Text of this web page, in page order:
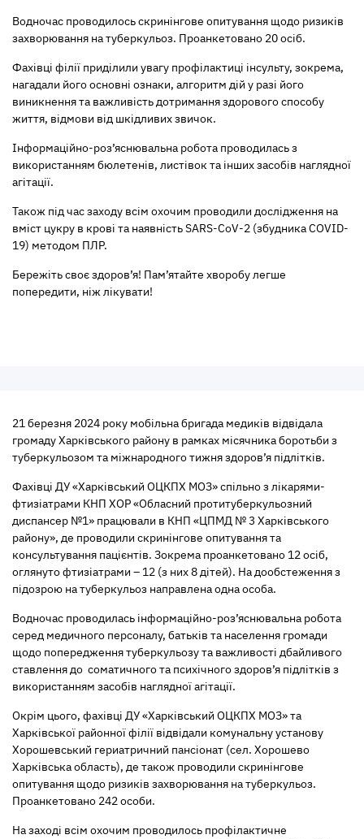
Водночас проводилось скринінгове опитування щодо ризиків
захворювання на туберкульоз. Проанкетовано 20 осіб.
Фахівці філії приділили увагу профілактиці інсульту, зокрема,
нагадали його основні ознаки, алгоритм дій у разі його
виникнення та важливість дотримання здорового способу
життя, відмови від шкідливих звичок.
Інформаційно-роз’яснювальна робота проводилась з
використанням бюлетенів, листівок та інших засобів наглядної
агітації.
Також під час заходу всім охочим проводили дослідження на
вміст цукру в крові та наявність SARS-CoV-2 (збудника COVID-
19) методом ПЛР.
Бережіть своє здоров’я! Пам’ятайте хворобу легше
попередити, ніж лікувати!
21 березня 2024 року мобільна бригада медиків відвідала
громаду Харківського району в рамках місячника боротьби з
туберкульозом та міжнародного тижня здоров’я підлітків.
Фахівці ДУ «Харківський ОЦКПХ МОЗ» спільно з лікарями-
фтизіатрами КНП ХОР «Обласний протитуберкульозний
диспансер №1» працювали в КНП «ЦПМД № 3 Харківського
району», де проводили скринінгове опитування та
консультування пацієнтів. Зокрема проанкетовано 12 осіб,
оглянуто фтизіатрами – 12 (з них 8 дітей). На дообстеження з
підозрою на туберкульоз направлена одна особа.
Водночас проводилась інформаційно-роз’яснювальна робота
серед медичного персоналу, батьків та населення громади
щодо попередження туберкульозу та важливості дбайливого
ставлення до соматичного та психічного здоров’я підлітків з
використанням засобів наглядної агітації.
Окрім цього, фахівці ДУ «Харківський ОЦКПХ МОЗ» та
Харківської районної філії відвідали комунальну установу
Хорошевський гериатричний пансіонат (сел. Хорошево
Харківська область), де також проводили скринінгове
опитування щодо ризиків захворювання на туберкульоз.
Проанкетовано 242 особи.
На заході всім охочим проводилось профілактичне